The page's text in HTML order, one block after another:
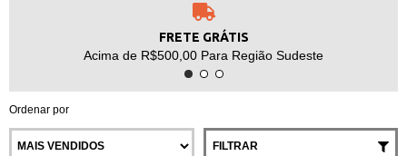
FRETE GRÁTIS
Acima de R$500,00 Para Região Sudeste
Ordenar por
FILTRAR